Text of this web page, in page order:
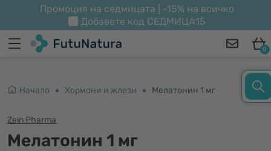
Промоция на седмицата | -15% на всичко
Добавете код СЕДМИЦА15
0
Начало Хормони и жлези Мелатонин 1 мг
Zein Pharma
Мелатонин 1 мг